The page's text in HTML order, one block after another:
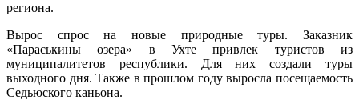
региона.
Вырос спрос на новые природные туры. Заказник
«Параськины озера» в Ухте привлек туристов из
муниципалитетов республики. Для них создали туры
выходного дня. Также в прошлом году выросла посещаемость
Седьюского каньона.